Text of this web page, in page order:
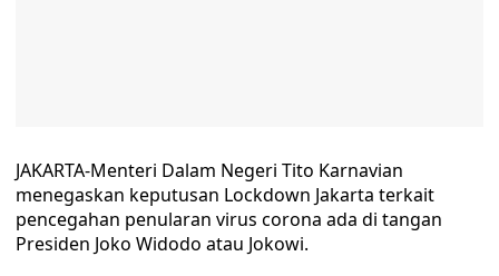
JAKARTA-Menteri Dalam Negeri Tito Karnavian
menegaskan keputusan Lockdown Jakarta terkait
pencegahan penularan virus corona ada di tangan
Presiden Joko Widodo atau Jokowi.